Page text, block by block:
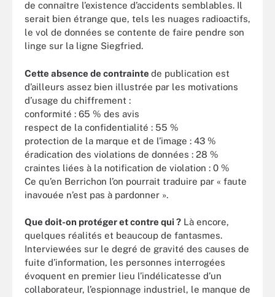
de connaître l’existence d’accidents semblables. Il
serait bien étrange que, tels les nuages radioactifs,
le vol de données se contente de faire pendre son
linge sur la ligne Siegfried.
Cette absence de contrainte de publication est
d’ailleurs assez bien illustrée par les motivations
d’usage du chiffrement :
conformité : 65 % des avis
respect de la confidentialité : 55 %
protection de la marque et de l’image : 43 %
éradication des violations de données : 28 %
craintes liées à la notification de violation : 0 %
Ce qu’en Berrichon l’on pourrait traduire par « faute
inavouée n’est pas à pardonner ».
Que doit-on protéger et contre qui ? Là encore,
quelques réalités et beaucoup de fantasmes.
Interviewées sur le degré de gravité des causes de
fuite d’information, les personnes interrogées
évoquent en premier lieu l’indélicatesse d’un
collaborateur, l’espionnage industriel, le manque de